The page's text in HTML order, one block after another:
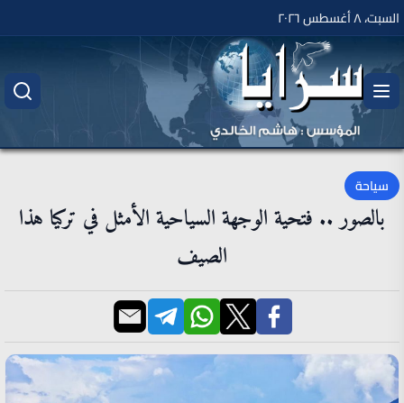
السبت، ٨ أغسطس ٢٠٢٦
سياحة
بالصور .. فتحية الوجهة السياحية الأمثل في تركيا هذا
الصيف